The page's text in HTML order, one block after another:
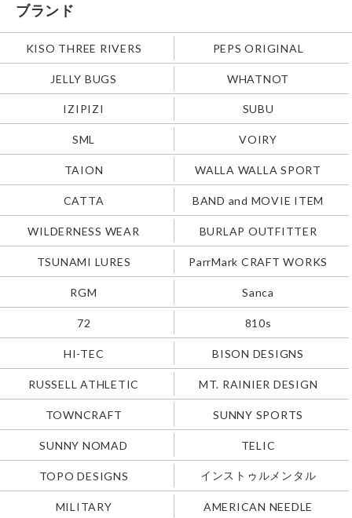
ブランド
KISO THREE RIVERS PEPS ORIGINAL
JELLY BUGS WHATNOT
IZIPIZI SUBU
SML VOIRY
TAION WALLA WALLA SPORT
CATTA BAND and MOVIE ITEM
WILDERNESS WEAR BURLAP OUTFITTER
TSUNAMI LURES ParrMark CRAFT WORKS
RGM Sanca
72 810s
HI-TEC BISON DESIGNS
RUSSELL ATHLETIC MT. RAINIER DESIGN
TOWNCRAFT SUNNY SPORTS
SUNNY NOMAD TELIC
TOPO DESIGNS インストゥルメンタル
MILITARY AMERICAN NEEDLE